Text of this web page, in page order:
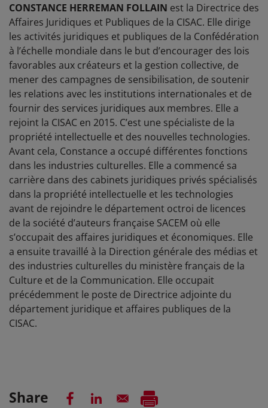
CONSTANCE HERREMAN FOLLAIN est la Directrice des
Affaires Juridiques et Publiques de la CISAC. Elle dirige
les activités juridiques et publiques de la Confédération
à l’échelle mondiale dans le but d’encourager des lois
favorables aux créateurs et la gestion collective, de
mener des campagnes de sensibilisation, de soutenir
les relations avec les institutions internationales et de
fournir des services juridiques aux membres. Elle a
rejoint la CISAC en 2015. C’est une spécialiste de la
propriété intellectuelle et des nouvelles technologies.
Avant cela, Constance a occupé différentes fonctions
dans les industries culturelles. Elle a commencé sa
carrière dans des cabinets juridiques privés spécialisés
dans la propriété intellectuelle et les technologies
avant de rejoindre le département octroi de licences
de la société d’auteurs française SACEM où elle
s’occupait des affaires juridiques et économiques. Elle
a ensuite travaillé à la Direction générale des médias et
des industries culturelles du ministère français de la
Culture et de la Communication. Elle occupait
précédemment le poste de Directrice adjointe du
département juridique et affaires publiques de la
CISAC.
Share